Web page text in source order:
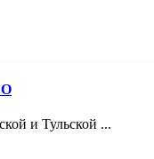
и Тульской ...